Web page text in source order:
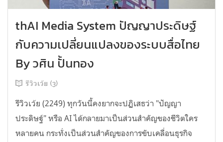
thAI Media System ปัญญาประดิษฐ์
กับความเปลี่ยนแปลงของระบบสื่อไทย
By วศิน ปั้นทอง
รีวิวเว้ย (3)
รีวิวเว้ย (2249) ทุกวันนี้คงยากจะปฏิเสธว่า "ปัญญา
ประดิษฐ์" หรือ AI ได้กลายมาเป็นส่วนสำคัญของชีวิตใคร
หลายคน กระทั่งเป็นส่วนสำคัญของการขับเคลื่อนธุรกิจ